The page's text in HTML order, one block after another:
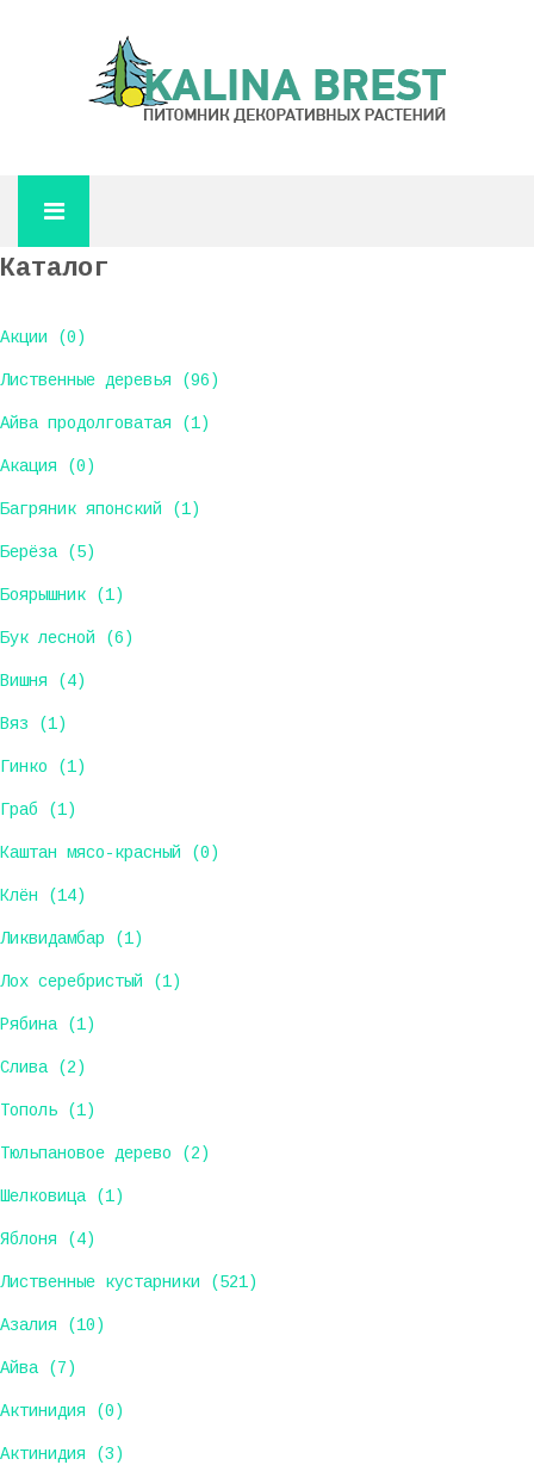
Каталог
Акции (0)
Лиственные деревья (96)
Айва продолговатая (1)
Акация (0)
Багряник японский (1)
Берёза (5)
Боярышник (1)
Бук лесной (6)
Вишня (4)
Вяз (1)
Гинко (1)
Граб (1)
Каштан мясо-красный (0)
Клён (14)
Ликвидамбар (1)
Лох серебристый (1)
Рябина (1)
Слива (2)
Тополь (1)
Тюльпановое дерево (2)
Шелковица (1)
Яблоня (4)
Лиственные кустарники (521)
Азалия (10)
Айва (7)
Актинидия (0)
Актинидия (3)